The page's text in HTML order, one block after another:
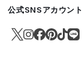
公式SNSアカウント